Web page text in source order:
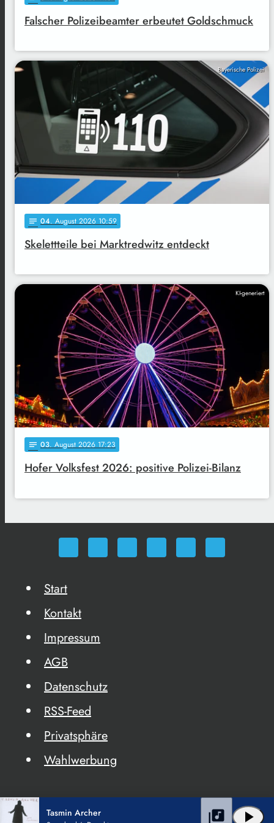
Falscher Polizeibeamter erbeutet Goldschmuck
Bayerische Polizei
notes 04. August 2026 10:59
Skelettteile bei Marktredwitz entdeckt
KI-generiert
notes 03. August 2026 17:23
Hofer Volksfest 2026: positive Polizei-Bilanz
Start
Kontakt
Impressum
AGB
Datenschutz
RSS-Feed
Privatsphäre
Wahlwerbung
Tasmin Archer play_arrow
library_music